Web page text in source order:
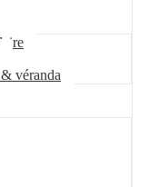
véranda